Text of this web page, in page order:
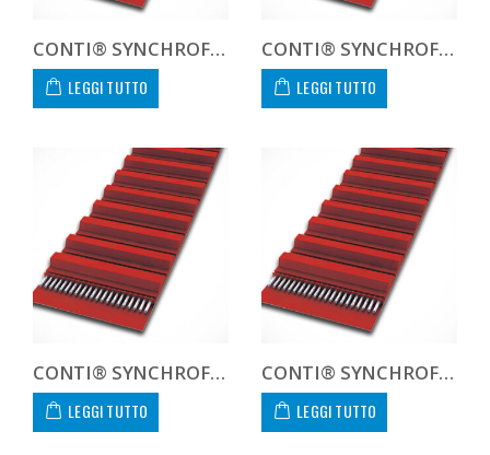
CONTI® SYNCHROFLEX GEN III AT10 1720 20 GEN 3
LEGGI TUTTO
CONTI® SYNCHROFLEX GEN III AT10 1720 25 GEN 3
LEGGI TUTTO
CONTI® SYNCHROFLEX GEN III AT10 1720 32 GEN 3
LEGGI TUTTO
CONTI® SYNCHROFLEX GEN III AT10 1720 50 GEN 3
LEGGI TUTTO